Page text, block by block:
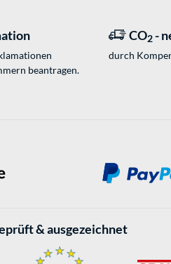
beantragen.
CO2 -
durch
& ausgezeichnet